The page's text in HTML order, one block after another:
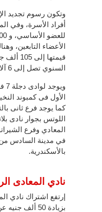
وتكون رسوم تجديد
الأعضاء التابعين،
قيمتها
السنوي تصل إلى 6 آلاف جنيها.
الأول فى كمبوند
كما يوجد فرع ثانى
اللوتس بجوار نادى
المعادي وفرع
في مدينة السادس
بالأسكندرية.
نادي المعادى
بزيادة 50